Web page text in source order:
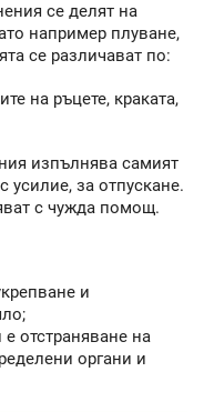
се делят на
например плуване,
се различават по:
на ръцете, краката,
изпълнява самият
усилие, за отпускане.
с чужда помощ.
и
отстраняване на
органи и